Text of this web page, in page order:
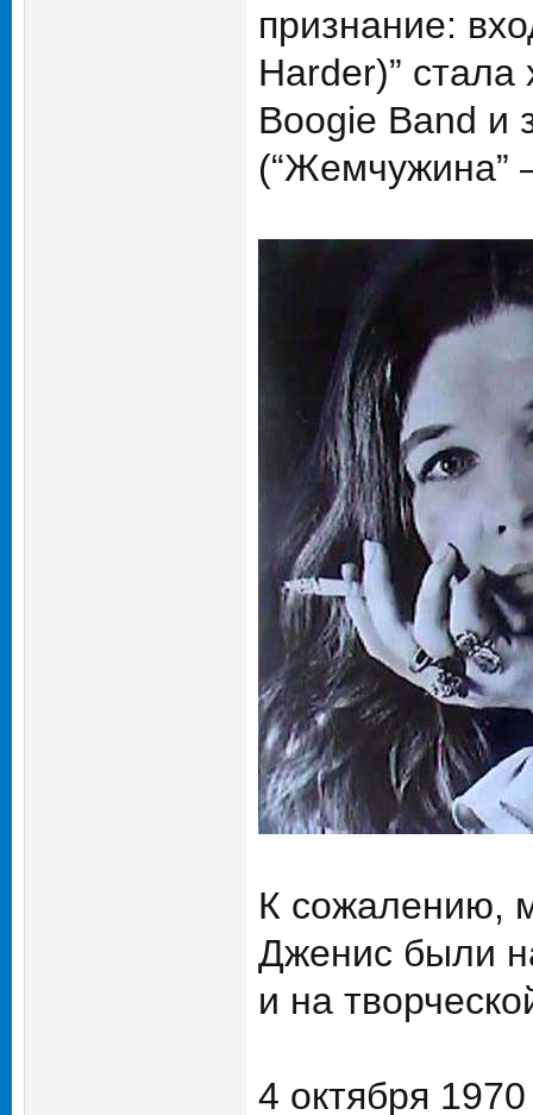
признание:
Harder)”
Boogie Band и
(“Жемчужина”
К сожалению,
Дженис были
и на
4 октября